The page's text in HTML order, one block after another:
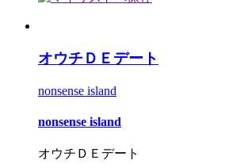
オウチＤＥデート
nonsense island
nonsense island
オウチＤＥデート